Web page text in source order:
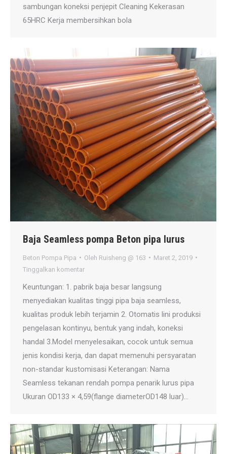
sambungan koneksi penjepit Cleaning Kekerasan
65HRC Kerja membersihkan bola
Baja Seamless pompa Beton pipa lurus
Beton Pompa Pipa Oleh Ruisheng @ 163
Maret 2, 2019
Tinggalkan komentar
Keuntungan: 1. pabrik baja besar langsung
menyediakan kualitas tinggi pipa baja seamless,
kualitas produk lebih terjamin 2. Otomatis lini produksi
pengelasan kontinyu, bentuk yang indah, koneksi
handal 3.Model menyelesaikan, cocok untuk semua
jenis kondisi kerja, dan dapat memenuhi persyaratan
non-standar kustomisasi Keterangan: Nama
Seamless tekanan rendah pompa penarik lurus pipa
Ukuran OD133 × 4,59(flange diameterOD148 luar)…